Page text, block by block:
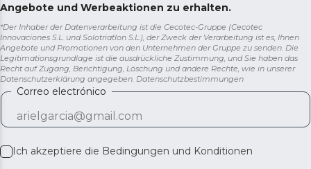
Angebote und Werbeaktionen zu erhalten.
*Der Inhaber der Datenverarbeitung ist die Cecotec-Gruppe (Cecotec
Innovaciones S.L. und Solotriatlon S.L.), der Zweck der Verarbeitung ist es, Ihnen
Angebote und Promotionen von den Unternehmen der Gruppe zu senden. Die
Legitimationsgrundlage ist die ausdrückliche Zustimmung, und Sie haben das
Recht auf Zugang, Berichtigung, Löschung und andere Rechte, wie in unserer
Datenschutzerklärung angegeben. Datenschutzbestimmungen
Correo electrónico
Ich akzeptiere die Bedingungen und Konditionen